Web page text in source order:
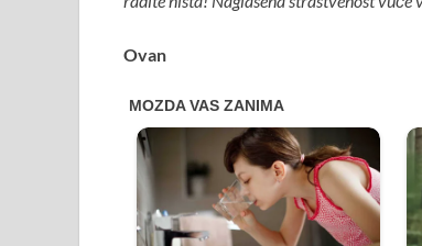
Ovan